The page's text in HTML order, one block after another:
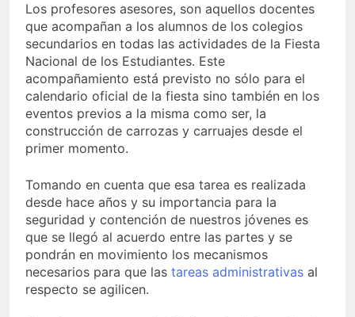
Los profesores asesores, son aquellos docentes
que acompañan a los alumnos de los colegios
secundarios en todas las actividades de la Fiesta
Nacional de los Estudiantes. Este
acompañamiento está previsto no sólo para el
calendario oficial de la fiesta sino también en los
eventos previos a la misma como ser, la
construcción de carrozas y carruajes desde el
primer momento.
Tomando en cuenta que esa tarea es realizada
desde hace años y su importancia para la
seguridad y contención de nuestros jóvenes es
que se llegó al acuerdo entre las partes y se
pondrán en movimiento los mecanismos
necesarios para que las tareas administrativas al
respecto se agilicen.